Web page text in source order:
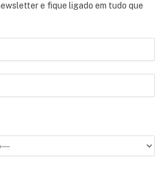
e fique ligado em tudo que